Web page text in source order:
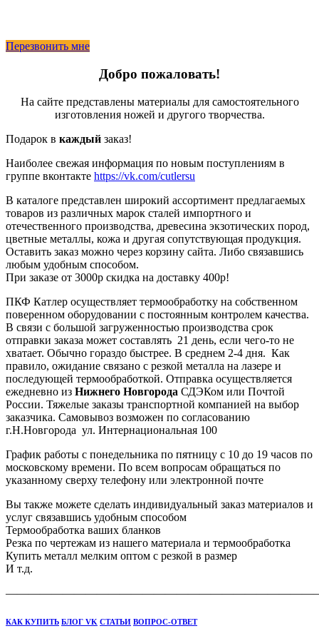
Перезвонить мне
Добро пожаловать!
На сайте представлены материалы для самостоятельного
изготовления ножей и другого творчества.
Подарок в каждый заказ!
Наиболее свежая информация по новым поступлениям в
группе вконтакте https://vk.com/cutlersu
В каталоге представлен широкий ассортимент предлагаемых
товаров из различных марок сталей импортного и
отечественного производства, древесина экзотических пород,
цветные металлы, кожа и другая сопутствующая продукция.
Оставить заказ можно через корзину сайта. Либо связавшись
любым удобным способом.
При заказе от 3000р скидка на доставку 400р!
ПКФ Катлер осуществляет термообработку на собственном
поверенном оборудовании с постоянным контролем качества.
В связи с большой загруженностью производства срок
отправки заказа может составлять 21 день, если чего-то не
хватает. Обычно гораздо быстрее. В среднем 2-4 дня. Как
правило, ожидание связано с резкой металла на лазере и
последующей термообработкой. Отправка осуществляется
ежедневно из Нижнего Новгорода СДЭКом или Почтой
России. Тяжелые заказы транспортной компанией на выбор
заказчика. Самовывоз возможен по согласованию
г.Н.Новгорода ул. Интернациональная 100
График работы с понедельника по пятницу с 10 до 19 часов по
московскому времени. По всем вопросам обращаться по
указанному сверху телефону или электронной почте
Вы также можете сделать индивидуальный заказ материалов и
услуг связавшись удобным способом
Термообработка ваших бланков
Резка по чертежам из нашего материала и термообработка
Купить металл мелким оптом с резкой в размер
И т.д.
КАК КУПИТЬ БЛОГ VK СТАТЬИ ВОПРОС-ОТВЕТ